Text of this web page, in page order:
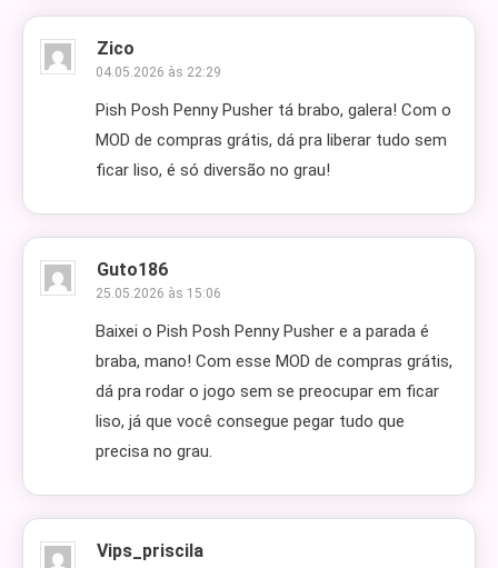
Zico
04.05.2026 às 22:29
Pish Posh Penny Pusher tá brabo, galera! Com o
MOD de compras grátis, dá pra liberar tudo sem
ficar liso, é só diversão no grau!
Guto186
25.05.2026 às 15:06
Baixei o Pish Posh Penny Pusher e a parada é
braba, mano! Com esse MOD de compras grátis,
dá pra rodar o jogo sem se preocupar em ficar
liso, já que você consegue pegar tudo que
precisa no grau.
Vips_priscila